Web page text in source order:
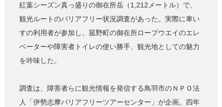
紅葉シーズン真っ盛りの御在所岳（1,212メートル）で、
観光ルートのバリアフリー状況調査があった。実際に車い
すの利用者が参加し、菰野町の御在所ロープウエイのエレ
ベーターや障害者トイレの使い勝手、観光地としての魅力
を吟味した。
調査は、障害者らに観光情報を発信する鳥羽市のＮＰＯ法
人「伊勢志摩バリアフリーツアーセンター」が企画。四年